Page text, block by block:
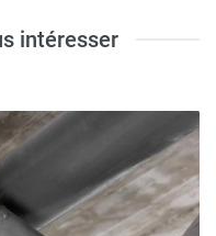
intéresser